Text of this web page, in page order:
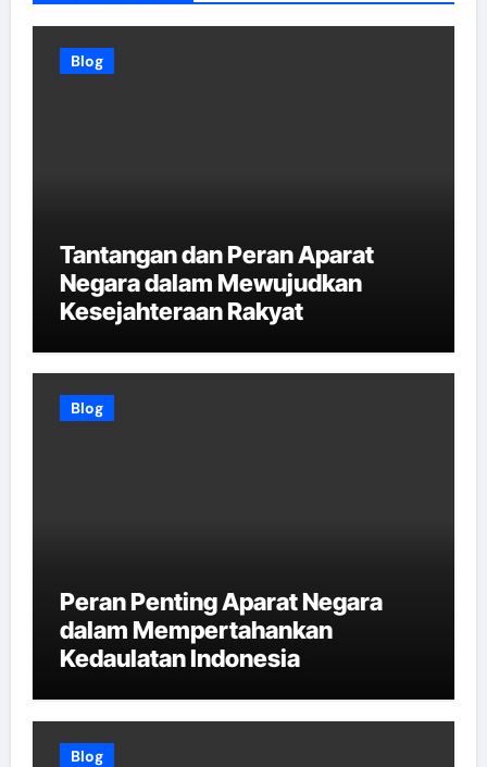
Blog
Tantangan dan Peran Aparat
Negara dalam Mewujudkan
Kesejahteraan Rakyat
Blog
Peran Penting Aparat Negara
dalam Mempertahankan
Kedaulatan Indonesia
Blog